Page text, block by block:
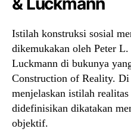
Istilah konstruksi sosial
dikemukakan oleh Peter
Luckmann di bukunya
Construction of Reality.
menjelaskan istilah
didefinisikan dikatakan
objektif.